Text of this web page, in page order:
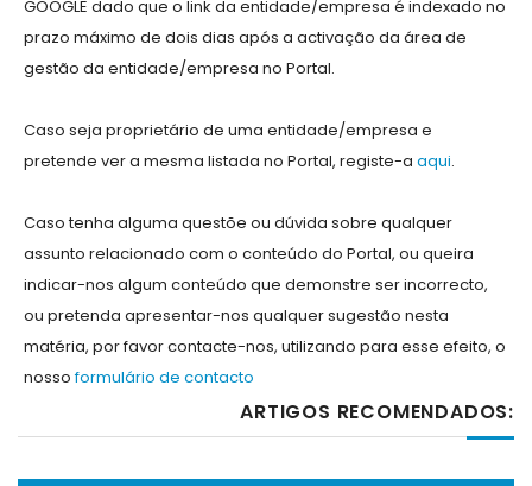
GOOGLE dado que o link da entidade/empresa é indexado no
prazo máximo de dois dias após a activação da área de
gestão da entidade/empresa no Portal.
Caso seja proprietário de uma entidade/empresa e
pretende ver a mesma listada no Portal, registe-a aqui.
Caso tenha alguma questõe ou dúvida sobre qualquer
assunto relacionado com o conteúdo do Portal, ou queira
indicar-nos algum conteúdo que demonstre ser incorrecto,
ou pretenda apresentar-nos qualquer sugestão nesta
matéria, por favor contacte-nos, utilizando para esse efeito, o
nossoformulário de contacto
ARTIGOS RECOMENDADOS: